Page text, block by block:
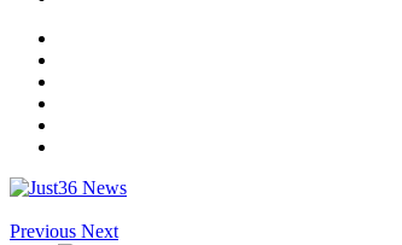
Previous Next